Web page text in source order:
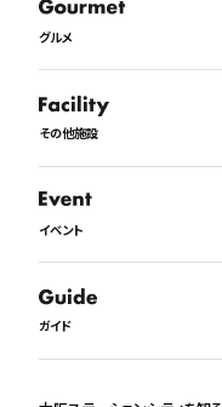
グルメ
その他施設
イベント
ガイド